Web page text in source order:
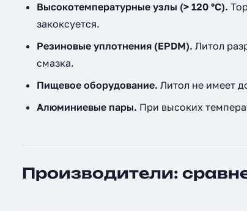
Высокотемпературные узлы (> 120 °C).
закоксуется.
Резиновые уплотнения (EPDM). Литол
смазка.
Пищевое оборудование. Литол не имеет
Алюминиевые пары. При высоких
Производители: